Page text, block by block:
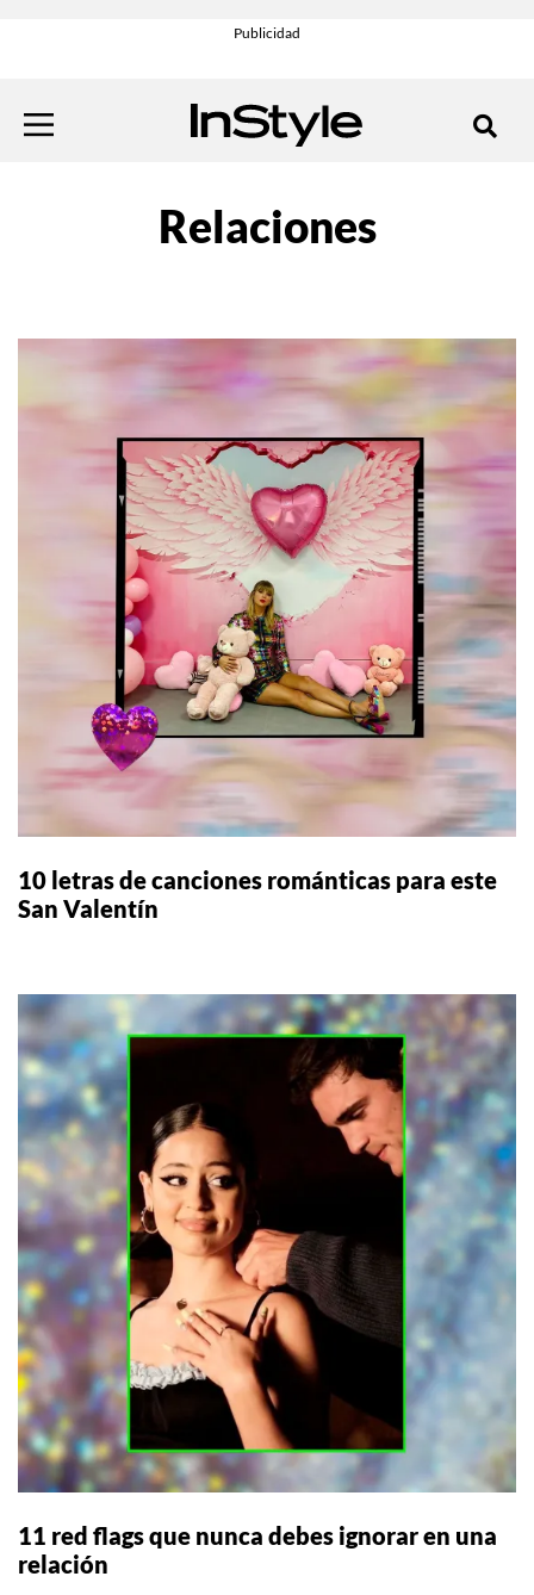
Relaciones
10 letras de canciones románticas para este
San Valentín
11 red flags que nunca debes ignorar en una
relación